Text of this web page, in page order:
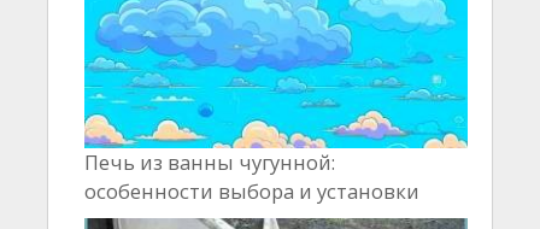
Печь из ванны чугунной:
особенности выбора и установки